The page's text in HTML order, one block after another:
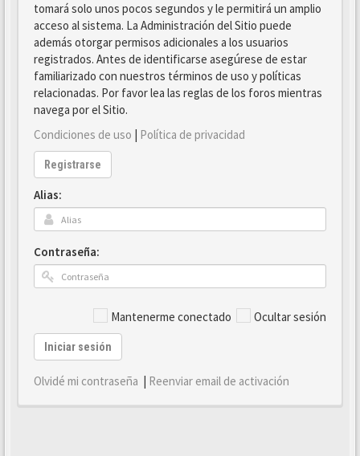
tomará solo unos pocos segundos y le permitirá un amplio
acceso al sistema. La Administración del Sitio puede
además otorgar permisos adicionales a los usuarios
registrados. Antes de identificarse asegúrese de estar
familiarizado con nuestros términos de uso y políticas
relacionadas. Por favor lea las reglas de los foros mientras
navega por el Sitio.
Condiciones de uso | Política de privacidad
Registrarse
Alias:
Contraseña:
Mantenerme conectado Ocultar sesión
Iniciar sesión
Olvidé mi contraseña | Reenviar email de activación